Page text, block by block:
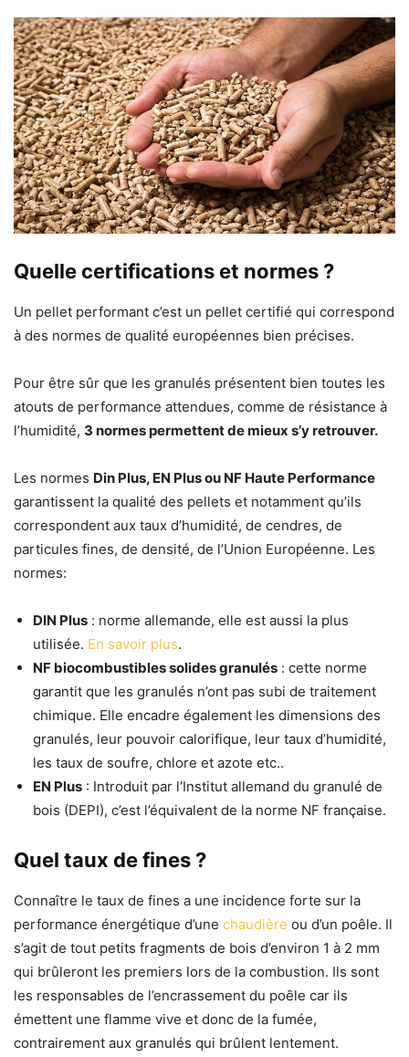
Quelle certifications et normes ?
Un pellet performant c’est un pellet certifié qui correspond
à des normes de qualité européennes bien précises.
Pour être sûr que les granulés présentent bien toutes les
atouts de performance attendues, comme de résistance à
l’humidité, 3 normes permettent de mieux s’y retrouver.
Les normes Din Plus, EN Plus ou NF Haute Performance
garantissent la qualité des pellets et notamment qu’ils
correspondent aux taux d’humidité, de cendres, de
particules fines, de densité, de l’Union Européenne. Les
normes:
DIN Plus : norme allemande, elle est aussi la plus
utilisée. En savoir plus.
NF biocombustibles solides granulés : cette norme
garantit que les granulés n’ont pas subi de traitement
chimique. Elle encadre également les dimensions des
granulés, leur pouvoir calorifique, leur taux d’humidité,
les taux de soufre, chlore et azote etc..
EN Plus : Introduit par l’Institut allemand du granulé de
bois (DEPI), c’est l’équivalent de la norme NF française.
Quel taux de fines ?
Connaître le taux de fines a une incidence forte sur la
performance énergétique d’une chaudière ou d’un poêle. Il
s’agit de tout petits fragments de bois d’environ 1 à 2 mm
qui brûleront les premiers lors de la combustion. Ils sont
les responsables de l’encrassement du poêle car ils
émettent une flamme vive et donc de la fumée,
contrairement aux granulés qui brûlent lentement.